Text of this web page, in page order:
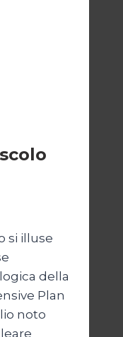
si illuse
della
Plan
noto